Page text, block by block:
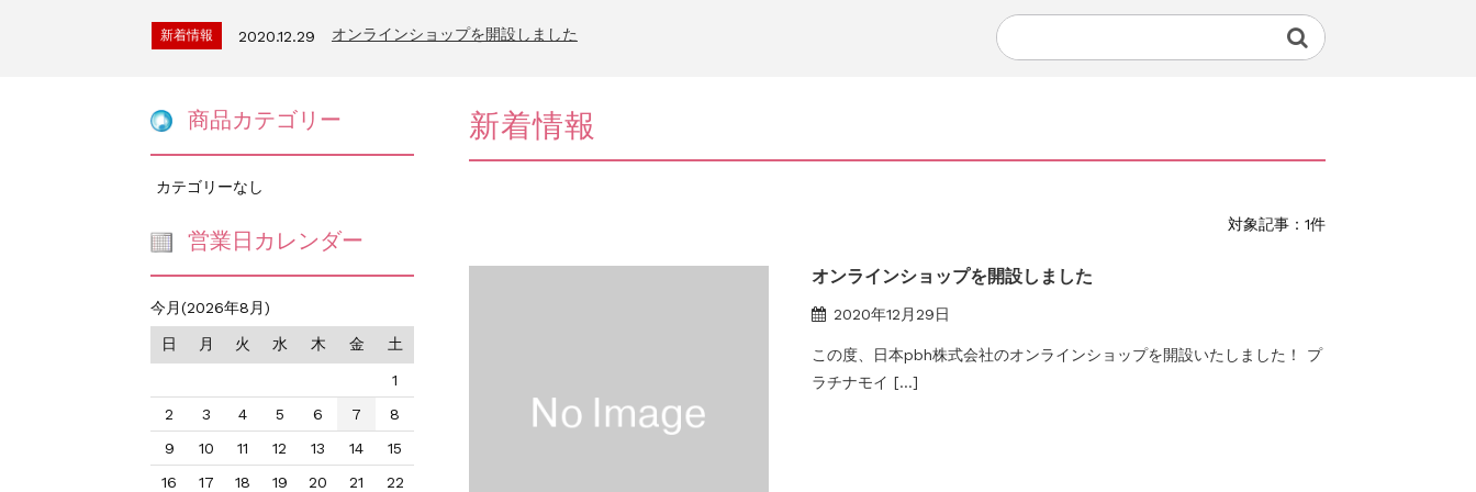
新着情報 2020.12.29 オンラインショップを開設しました
新着情報
対象記事：1件
オンラインショップを開設しました
2020年12月29日
この度、日本pbh株式会社のオンラインショップを開設いたしました！ プ
ラチナモイ […]
商品カテゴリー
カテゴリーなし
営業日カレンダー
今月(2026年8月)
日 月 火 水 木 金 土
1
2
3 4 5 6 7
8
9
10 11 12 13 14
15
16
17 18 19 20 21
22